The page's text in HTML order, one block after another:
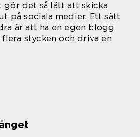
gör det så lätt att skicka
på sociala medier. Ett sätt
är att ha en egen blogg
stycken och driva en